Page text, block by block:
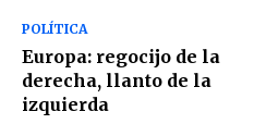
POLÍTICA
Europa: regocijo de la
derecha, llanto de la
izquierda